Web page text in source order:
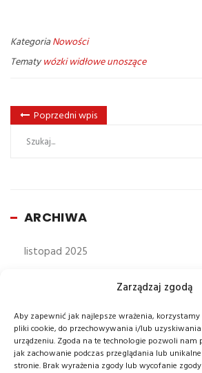
Zarządzaj zgodą
Aby zapewnić jak najlepsze wrażenia,
pliki cookie, do przechowywania i/lub
urządzeniu. Zgoda na te technologie pozwoli nam
jak zachowanie podczas przeglądania lub
stronie. Brak wyrażenia zgody lub wycofanie
KategoriaNowości
Tematywózki widłowe unoszące
Poprzedni wpis
ARCHIWA
listopad 2025
sierpień 2025
lipiec 2025
czerwiec 2025